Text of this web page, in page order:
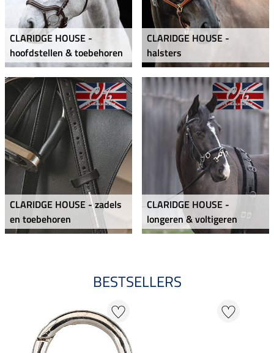
CLARIDGE HOUSE -
hoofdstellen & toebehoren
CLARIDGE HOUSE -
halsters
CLARIDGE HOUSE - zadels
en toebehoren
CLARIDGE HOUSE -
longeren & voltigeren
BESTSELLERS